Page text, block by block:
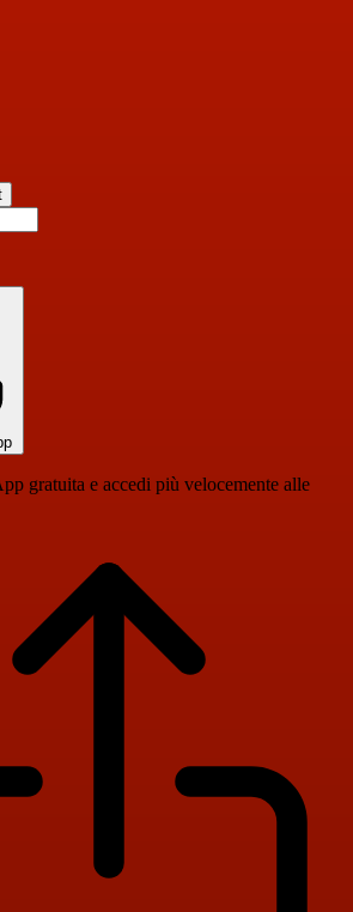
gratuita e accedi più velocemente alle